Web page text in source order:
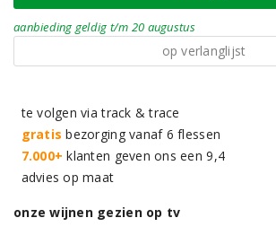
aanbieding geldig t/m 20 augustus
op verlanglijst
te volgen via track & trace
gratis bezorging vanaf 6 flessen
7.000+ klanten geven ons een 9,4
advies op maat
onze wijnen gezien op tv